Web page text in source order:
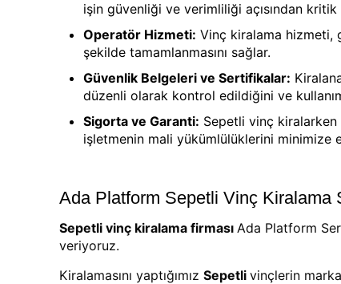
işin güvenliği ve verimliliği açısından kritik
Operatör Hizmeti: Vinç kiralama hizmeti,
şekilde tamamlanmasını sağlar.
Güvenlik Belgeleri ve Sertifikalar:
düzenli olarak kontrol edildiğini ve
Sigorta ve Garanti: Sepetli vinç kiralarken
işletmenin mali yükümlülüklerini minimize
Ada Platform Sepetli Vinç Kiralama
Sepetli vinç kiralama firmasıAda Platform
veriyoruz.
Kiralamasını yaptığımızSepetlivinçlerin